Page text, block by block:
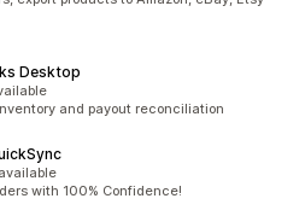
Desktop
and payout reconciliation
with 100% Confidence!